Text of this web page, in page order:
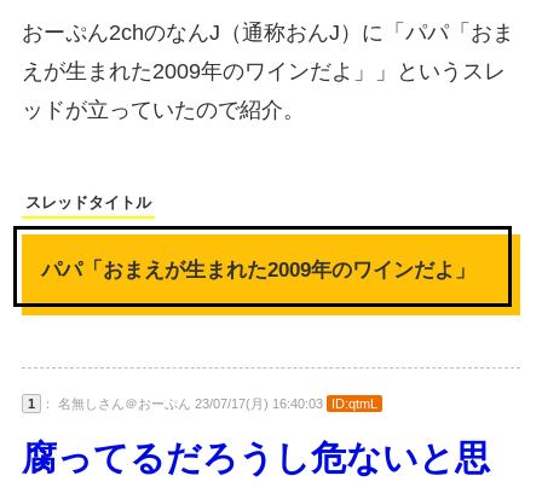
おーぷん2chのなんJ（通称おんJ）に「パパ「おま
えが生まれた2009年のワインだよ」」というスレ
ッドが立っていたので紹介。
スレッドタイトル
パパ「おまえが生まれた2009年のワインだよ」
1 ： 名無しさん＠おーぷん 23/07/17(月) 16:40:03 ID:qtmL
腐ってるだろうし危ないと思